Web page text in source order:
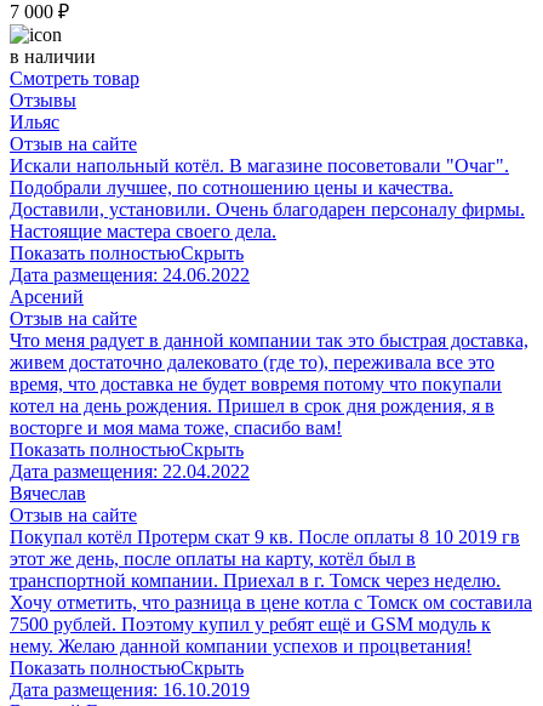
7 000 ₽
в наличии
Смотреть товар
Отзывы
Ильяс
Отзыв на сайте
Искали напольный котёл. В магазине посоветовали "Очаг".
Подобрали лучшее, по сотношению цены и качества.
Доставили, установили. Очень благодарен персоналу фирмы.
Настоящие мастера своего дела.
Показать полностьюСкрыть
Дата размещения: 24.06.2022
Арсений
Отзыв на сайте
Что меня радует в данной компании так это быстрая доставка,
живем достаточно далековато (где то), переживала все это
время, что доставка не будет вовремя потому что покупали
котел на день рождения. Пришел в срок дня рождения, я в
восторге и моя мама тоже, спасибо вам!
Показать полностьюСкрыть
Дата размещения: 22.04.2022
Вячеслав
Отзыв на сайте
Покупал котёл Протерм скат 9 кв. После оплаты 8 10 2019 гв
этот же день, после оплаты на карту, котёл был в
транспортной компании. Приехал в г. Томск через неделю.
Хочу отметить, что разница в цене котла с Томск ом составила
7500 рублей. Поэтому купил у ребят ещё и GSM модуль к
нему. Желаю данной компании успехов и процветания!
Показать полностьюСкрыть
Дата размещения: 16.10.2019